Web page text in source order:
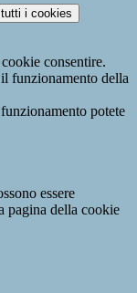
i cookies
consentire.
funzionamento della
potete
essere
pagina della cookie